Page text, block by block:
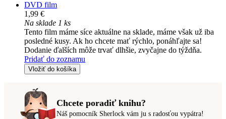
DVD film
1,99 €
Na sklade 1 ks
Tento film máme síce aktuálne na sklade, máme však už iba
posledné kusy. Ak ho chcete mať rýchlo, ponáhľajte sa!
Dodanie ďalších môže trvať dlhšie, zvyčajne do týždňa.
Pridať do zoznamu
Vložiť do košíka
Chcete poradiť knihu?
Náš pomocník Sherlock vám ju s radosťou vypátra!